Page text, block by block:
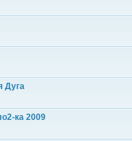
Дуга
ка 2009